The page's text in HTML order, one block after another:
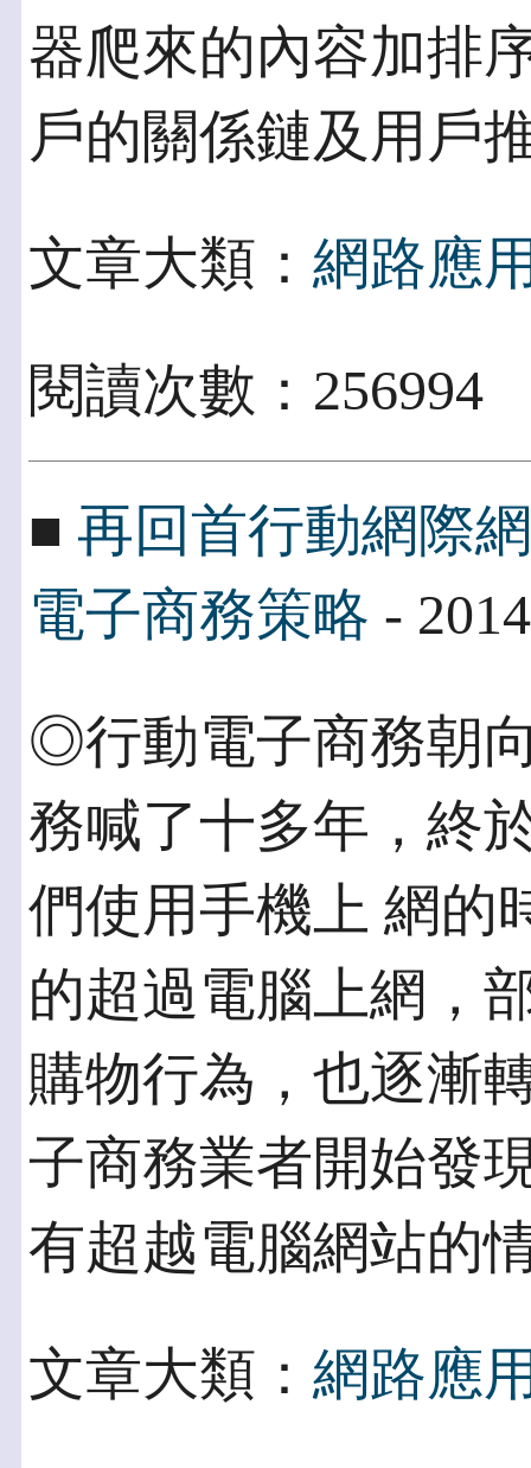
器爬來的內容加排
戶的關係鏈及用戶
文章大類： 網路應
閱讀次數：
■ 再回首行動網際
電子商務策略 -
◎行動電子商務朝
務喊了十多年，終
們使用手機上 網的
的超過電腦上網，
購物行為，也逐漸
子商務業者開始發
有超越電腦網站的
文章大類： 網路應